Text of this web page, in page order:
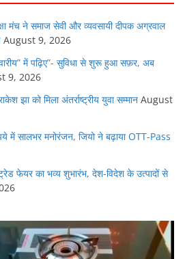
मंच ने समाज सेवी और व्यवसायी दीपक अग्रवाल
August 9, 2026
में पढ़िए”- सुविधा से शुरू हुआ सफ़र, अब
9, 2026
झा को मिला अंतर्राष्ट्रीय युवा सम्मान August
सालभर मनोरंजन, जियो ने बढ़ाया OTT-Pass
फेयर का भव्य शुभारंभ, देश-विदेश के उत्पादों से